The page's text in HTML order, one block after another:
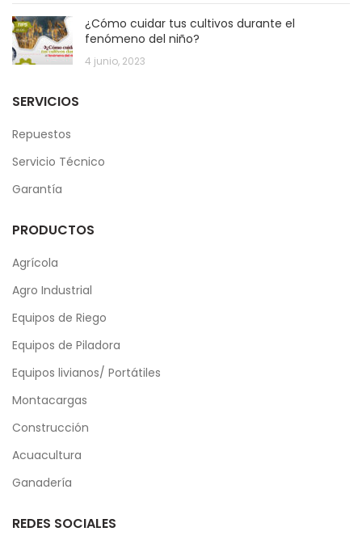
¿Cómo cuidar tus cultivos durante el
fenómeno del niño?
4 junio, 2023
SERVICIOS
Repuestos
Servicio Técnico
Garantía
PRODUCTOS
Agrícola
Agro Industrial
Equipos de Riego
Equipos de Piladora
Equipos livianos/ Portátiles
Montacargas
Construcción
Acuacultura
Ganadería
REDES SOCIALES